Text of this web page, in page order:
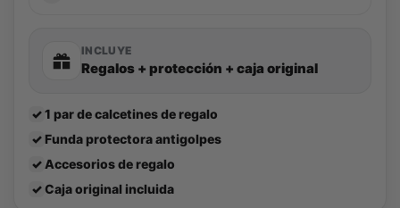
INCLUYE
Regalos + protección + caja original
✓1 par de calcetines de regalo
✓ Funda protectora antigolpes
✓ Accesorios de regalo
✓Caja original incluida